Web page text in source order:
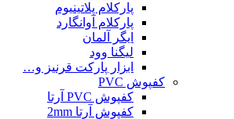
پارکلام پلاتینیوم
پارکلام آوانگارد
ایگر آلمان
لیگنا وود
ابزار پارکت قرنیز و…
کفپوش PVC
کفپوش PVC آرتا
کفپوش آرتا 2mm